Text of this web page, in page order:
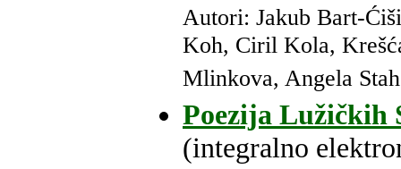
Autori: Jakub Bart-
Koh, Ciril Kola,
Mlinkova, Angela
Poezija Lužičkih
(integralno